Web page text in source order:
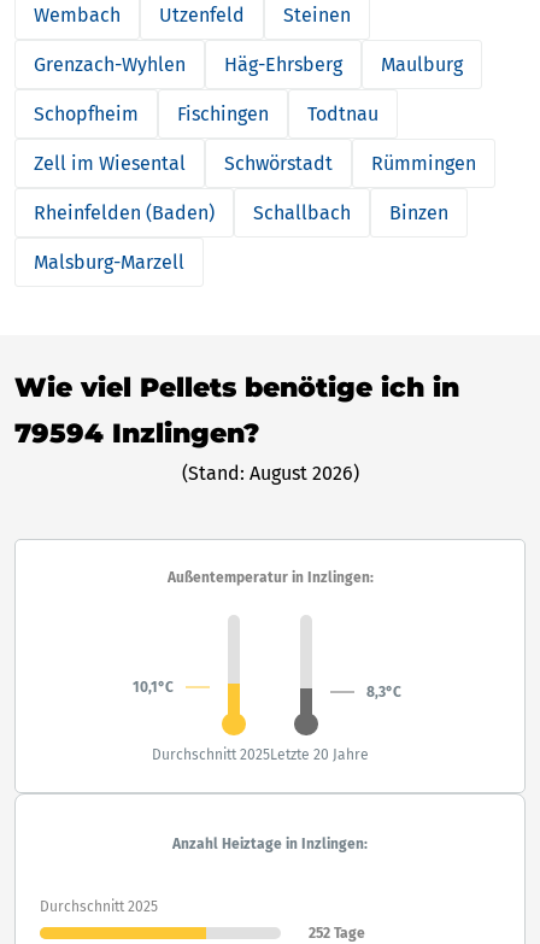
Wembach Utzenfeld Steinen
Grenzach-Wyhlen Häg-Ehrsberg Maulburg
Schopfheim Fischingen Todtnau
Zell im Wiesental Schwörstadt Rümmingen
Rheinfelden (Baden) Schallbach Binzen
Malsburg-Marzell
Wie viel Pellets benötige ich in
79594 Inzlingen?
(Stand: August 2026)
Außentemperatur in Inzlingen:
10,1°C 8,3°C
Durchschnitt 2025Letzte 20 Jahre
Anzahl Heiztage in Inzlingen:
Durchschnitt 2025
252 Tage